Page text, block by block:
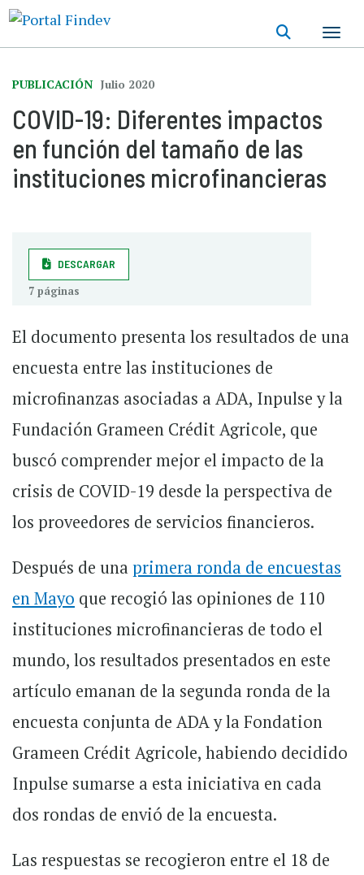
PUBLICACIÓN Julio 2020
COVID-19: Diferentes impactos
en función del tamaño de las
instituciones microfinancieras
DESCARGAR
7 páginas
El documento presenta los resultados de una
encuesta entre las instituciones de
microfinanzas asociadas a ADA, Inpulse y la
Fundación Grameen Crédit Agricole, que
buscó comprender mejor el impacto de la
crisis de COVID-19 desde la perspectiva de
los proveedores de servicios financieros.
Después de unaprimera ronda de encuestas
en Mayo que recogió las opiniones de 110
instituciones microfinancieras de todo el
mundo, los resultados presentados en este
artículo emanan de la segunda ronda de la
encuesta conjunta de ADA y la Fondation
Grameen Crédit Agricole, habiendo decidido
Inpulse sumarse a esta iniciativa en cada
dos rondas de envió de la encuesta.
Las respuestas se recogieron entre el 18 de